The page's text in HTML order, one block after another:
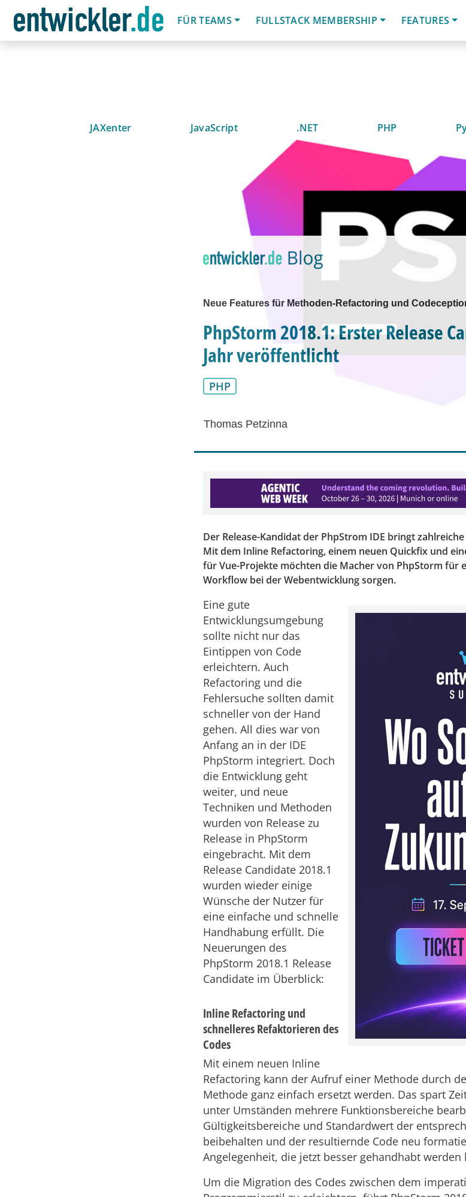
FÜR TEAMS
FULLSTACK MEMBERSHIP FEATURES
JAXenter JavaScript .NET PHP
Neue Features für Methoden-Refactoring und
PhpStorm 2018.1: Erster Release
Jahr veröffentlicht
PHP
Thomas Petzinna
Der Release-Kandidat der PhpStrom IDE bringt
Mit dem Inline Refactoring, einem neuen Quickfix und
für Vue-Projekte möchten die Macher von PhpStorm für
Workflow bei der Webentwicklung sorgen.
Eine gute
Entwicklungsumgebung
sollte nicht nur das
Eintippen von Code
erleichtern. Auch
Refactoring und die
Fehlersuche sollten damit
schneller von der Hand
gehen. All dies war von
Anfang an in der IDE
PhpStorm integriert. Doch
die Entwicklung geht
weiter, und neue
Techniken und Methoden
wurden von Release zu
Release in PhpStorm
eingebracht. Mit dem
Release Candidate 2018.1
wurden wieder einige
Wünsche der Nutzer für
eine einfache und schnelle
Handhabung erfüllt. Die
Neuerungen des
PhpStorm 2018.1 Release
Candidate im Überblick:
Inline Refactoring und
schnelleres Refaktorieren des
Codes
Mit einem neuen Inline
Refactoring kann der Aufruf einer Methode durch
Methode ganz einfach ersetzt werden. Das spart
unter Umständen mehrere Funktionsbereiche
Gültigkeitsbereiche und Standardwert der
beibehalten und der resultiernde Code neu
Angelegenheit, die jetzt besser gehandhabt werden
Um die Migration des Codes zwischen dem